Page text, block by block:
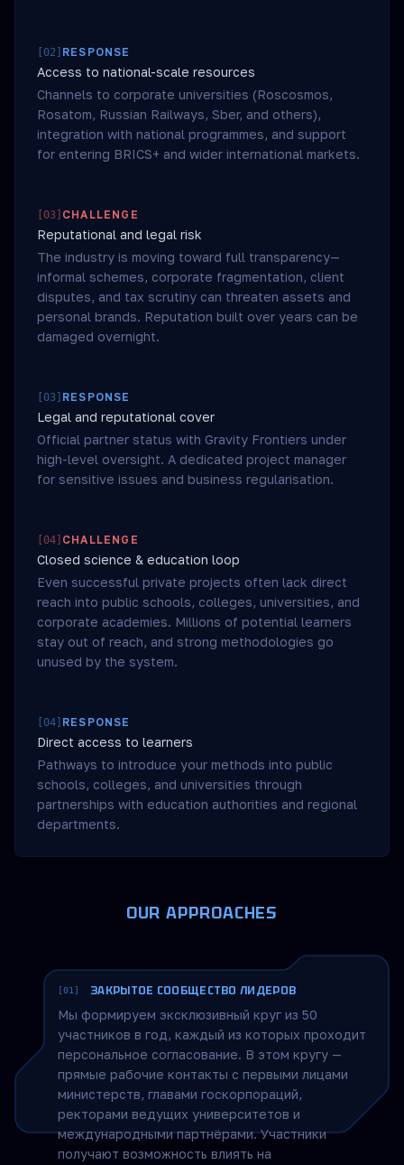
02 RESPONSE
Access to national-scale resources
Channels to corporate universities (Roscosmos,
Rosatom, Russian Railways, Sber, and others),
integration with national programmes, and support
for entering BRICS+ and wider international markets.
03 CHALLENGE
Reputational and legal risk
The industry is moving toward full transparency—
informal schemes, corporate fragmentation, client
disputes, and tax scrutiny can threaten assets and
personal brands. Reputation built over years can be
damaged overnight.
03 RESPONSE
Legal and reputational cover
Official partner status with Gravity Frontiers under
high-level oversight. A dedicated project manager
for sensitive issues and business regularisation.
04 CHALLENGE
Closed science & education loop
Even successful private projects often lack direct
reach into public schools, colleges, universities, and
corporate academies. Millions of potential learners
stay out of reach, and strong methodologies go
unused by the system.
04 RESPONSE
Direct access to learners
Pathways to introduce your methods into public
schools, colleges, and universities through
partnerships with education authorities and regional
departments.
OUR APPROACHES
[01] ЗАКРЫТОЕ СООБЩЕСТВО ЛИДЕРОВ
Мы формируем эксклюзивный круг из 50
участников в год, каждый из которых проходит
персональное согласование. В этом кругу —
прямые рабочие контакты с первыми лицами
министерств, главами госкорпораций,
ректорами ведущих университетов и
международными партнёрами. Участники
получают возможность влиять на